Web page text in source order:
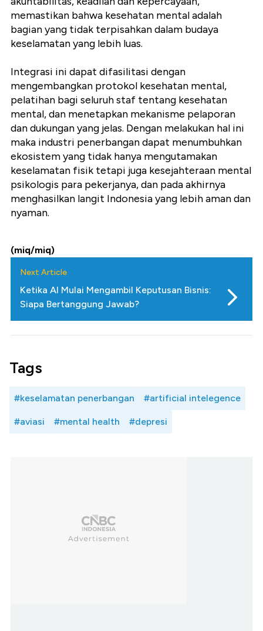
memastikan bahwa kesehatan mental adalah
bagian yang tidak terpisahkan dalam budaya
keselamatan yang lebih luas.
Integrasi ini dapat difasilitasi dengan
mengembangkan protokol kesehatan mental,
pelatihan bagi seluruh staf tentang kesehatan
mental, dan menetapkan mekanisme pelaporan
dan dukungan yang jelas. Dengan melakukan hal ini
maka industri penerbangan dapat menumbuhkan
ekosistem yang tidak hanya mengutamakan
keselamatan fisik tetapi juga kesejahteraan mental
psikologis para pekerjanya, dan pada akhirnya
menghasilkan langit Indonesia yang lebih aman dan
nyaman.
(miq/miq)
Next Article
Ketika AI Mulai Mengambil Keputusan Bisnis:
Siapa Bertanggung Jawab?
Tags
#keselamatan penerbangan #artificial intelegence
#aviasi #mental health #depresi